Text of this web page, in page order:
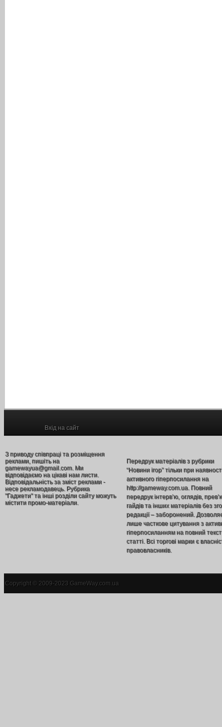
Вхід на сайт
З приводу співпраці та розміщення
реклами, пишіть на
gamewayua@gmail.com. Ми
відповідаємо на цікаві нам листи.
Відповідальність за зміст реклами -
несе рекламодавець. Рубрика
"Гаджети" та інші розділи сайту можуть
містити промо-матеріали.
Передрук матеріалів з рубрики
“Новини ігор” тільки при
активного гіперпосилання на
http://gameway.com.ua. Повний
передрук інтерв’ю, оглядів,
гайдів та інших матеріалів без
редакції – заборонений.
лише часткове цитування з
гіперпосиланням на повний текст
статті. Всі торгові марки є
правовласників.
Copyright © 2009-2023 GameWay.com.ua